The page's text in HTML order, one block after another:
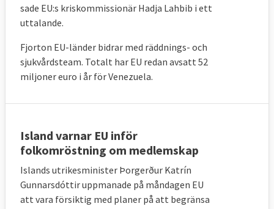
sade EU:s kriskommissionär Hadja Lahbib i ett
uttalande.
Fjorton EU-länder bidrar med räddnings- och
sjukvårdsteam. Totalt har EU redan avsatt 52
miljoner euro i år för Venezuela.
Island varnar EU inför
folkomröstning om medlemskap
Islands utrikesminister Þorgerður Katrín
Gunnarsdóttir uppmanade på måndagen EU
att vara försiktig med planer på att begränsa